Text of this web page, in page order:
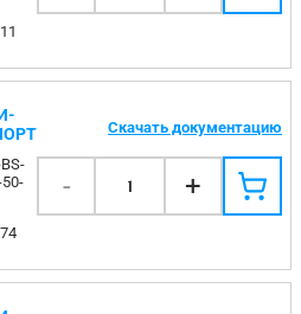
50-
Скачать документацию
- 1 +